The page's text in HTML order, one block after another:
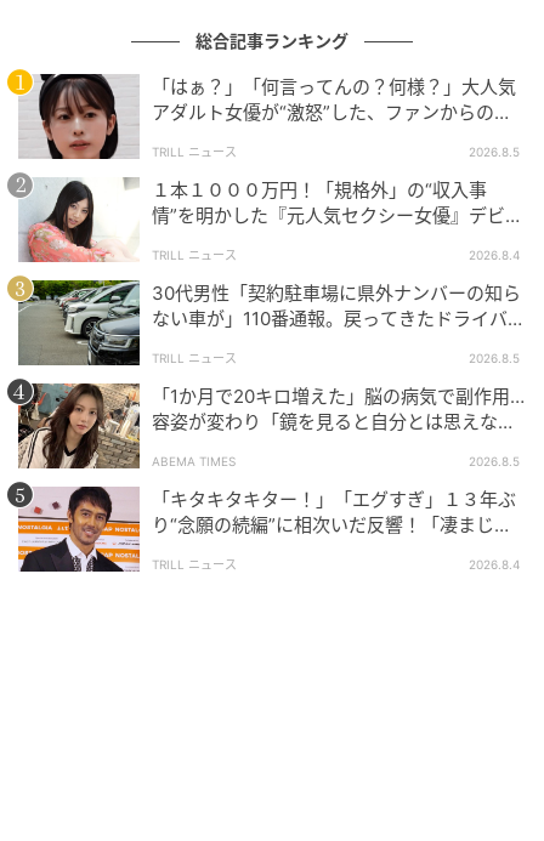
ウーマンエキサイト
総合記事ランキング
「はぁ？」「何言ってんの？何様？」大人気
アダルト女優が“激怒”した、ファンからの
TRILL ニュース 2026.8.5
１本１０００万円！「規格外」の“収入事
情”を明かした『元人気セクシー女優』デビュ
TRILL ニュース 2026.8.4
30代男性「契約駐車場に県外ナンバーの知ら
ない車が」110番通報。戻ってきたドライバー
TRILL ニュース 2026.8.5
「1か月で20キロ増えた」脳の病気で副作用…
容姿が変わり「鏡を見ると自分とは思えなか
ABEMA TIMES 2026.8.5
「キタキタキター！」「エグすぎ」１３年ぶ
り“念願の続編”に相次いだ反響！「凄まじく
TRILL ニュース 2026.8.4